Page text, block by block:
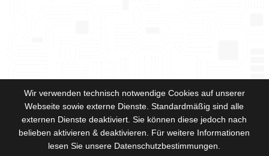
Wir verwenden technisch notwendige Cookies auf unserer
Webseite sowie externe Dienste. Standardmäßig sind alle
externen Dienste deaktiviert. Sie können diese jedoch nach
belieben aktivieren & deaktivieren. Für weitere Informationen
lesen Sie unsere Datenschutzbestimmungen.